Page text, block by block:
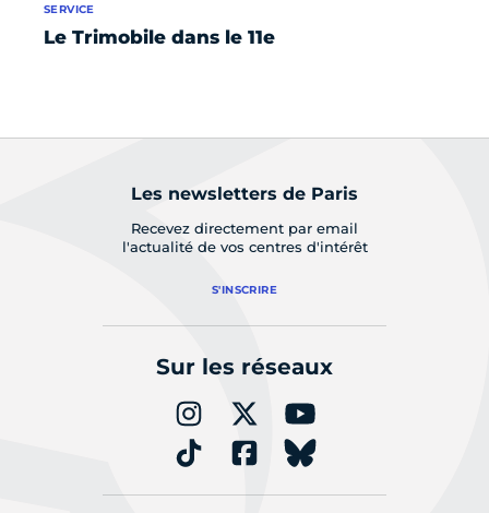
Le Trimobile dans le 11e
SERVICE
Les newsletters de Paris
Recevez directement par email
l'actualité de vos centres d'intérêt
S'INSCRIRE
Sur les réseaux